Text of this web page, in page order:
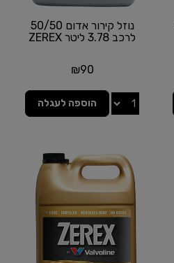
נוזל קירור אדום 50/50
לרכב 3.78 ליטר ZEREX
₪90
הוספה לעגלה